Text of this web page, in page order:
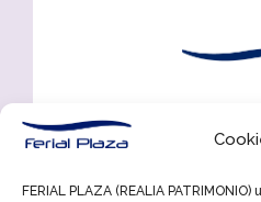
FERIAL PLAZA (REALIA